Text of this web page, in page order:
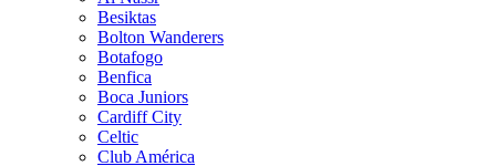
Besiktas
Bolton Wanderers
Botafogo
Benfica
Boca Juniors
Cardiff City
Celtic
Club América